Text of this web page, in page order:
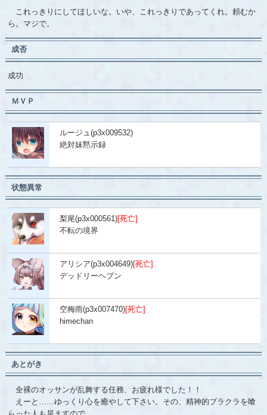
これっきりにしてほしいな。いや、これっきりであってくれ。頼むか
ら。マジで。
成否
成功
ＭＶＰ
ルージュ(p3x009532)
絶対妹黙示録
状態異常
梨尾(p3x000561)[死亡]
不転の境界
アリシア(p3x004649)[死亡]
デッドリーヘブン
空梅雨(p3x007470)[死亡]
himechan
あとがき
全裸のオッサンが乱舞する任務、お疲れ様でした！！
えーと……ゆっくり心を癒やして下さい。その、精神的ブラクラを喰